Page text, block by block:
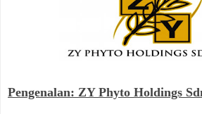
Pengenalan: ZY Phyto Holdings